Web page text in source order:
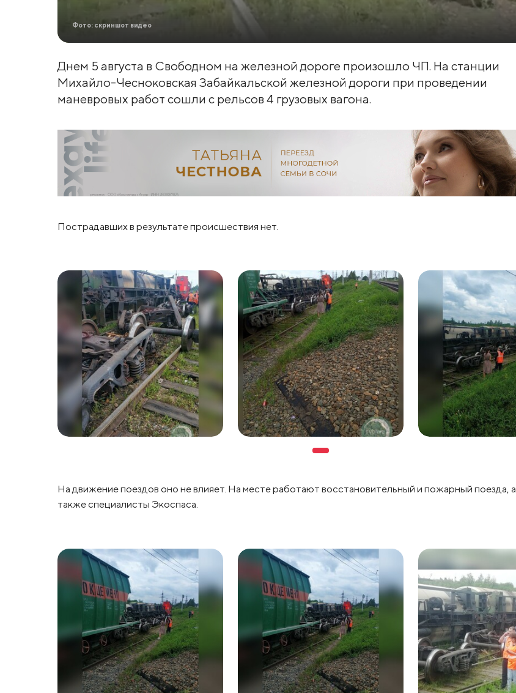
Фото: скриншот видео
Днем 5 августа в Свободном на железной дороге произошло ЧП. На станции
Михайло-Чесноковская Забайкальской железной дороги при проведении
маневровых работ сошли с рельсов 4 грузовых вагона.
Пострадавших в результате происшествия нет.
На движение поездов оно не влияет. На месте работают восстановительный и пожарный поезда, а
также специалисты Экоспаса.